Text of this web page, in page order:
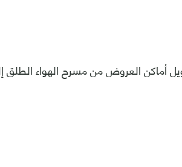
أماكن العروض من مسرح الهواء الطلق